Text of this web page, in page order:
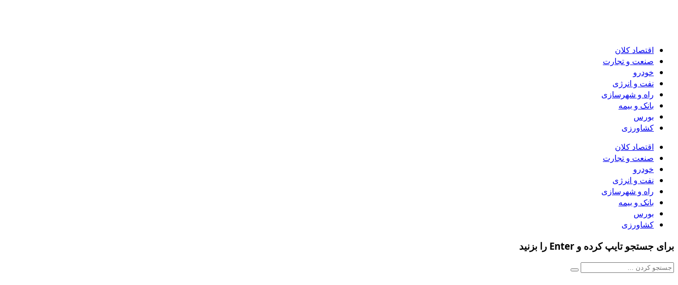
اقتصاد کلان
صنعت و تجارت
خودرو
نفت و انرژی
راه و شهرسازی
بانک و بیمه
بورس
کشاورزی
اقتصاد کلان
صنعت و تجارت
خودرو
نفت و انرژی
راه و شهرسازی
بانک و بیمه
بورس
کشاورزی
برای جستجو تایپ کرده و Enter را بزنید